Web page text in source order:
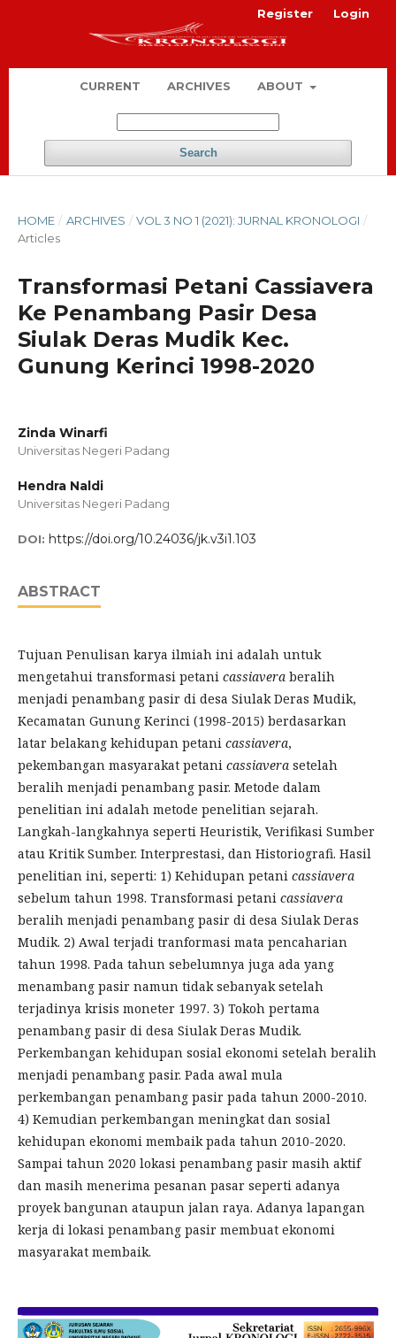
CURRENT ARCHIVES ABOUT
Search
Register Login
HOME / ARCHIVES / VOL 3 NO 1 (2021): JURNAL KRONOLOGI /
Articles
Transformasi Petani Cassiavera
Ke Penambang Pasir Desa
Siulak Deras Mudik Kec.
Gunung Kerinci 1998-2020
Zinda Winarfi
Universitas Negeri Padang
Hendra Naldi
Universitas Negeri Padang
DOI: https://doi.org/10.24036/jk.v3i1.103
ABSTRACT
Tujuan Penulisan karya ilmiah ini adalah untuk
mengetahui transformasi petani cassiavera beralih
menjadi penambang pasir di desa Siulak Deras Mudik,
Kecamatan Gunung Kerinci (1998-2015) berdasarkan
latar belakang kehidupan petani cassiavera,
pekembangan masyarakat petani cassiavera setelah
beralih menjadi penambang pasir. Metode dalam
penelitian ini adalah metode penelitian sejarah.
Langkah-langkahnya seperti Heuristik, Verifikasi Sumber
atau Kritik Sumber. Interprestasi, dan Historiografi. Hasil
penelitian ini, seperti: 1) Kehidupan petani cassiavera
sebelum tahun 1998. Transformasi petani cassiavera
beralih menjadi penambang pasir di desa Siulak Deras
Mudik. 2) Awal terjadi tranformasi mata pencaharian
tahun 1998. Pada tahun sebelumnya juga ada yang
menambang pasir namun tidak sebanyak setelah
terjadinya krisis moneter 1997. 3) Tokoh pertama
penambang pasir di desa Siulak Deras Mudik.
Perkembangan kehidupan sosial ekonomi setelah beralih
menjadi penambang pasir. Pada awal mula
perkembangan penambang pasir pada tahun 2000-2010.
4) Kemudian perkembangan meningkat dan sosial
kehidupan ekonomi membaik pada tahun 2010-2020.
Sampai tahun 2020 lokasi penambang pasir masih aktif
dan masih menerima pesanan pasar seperti adanya
proyek bangunan ataupun jalan raya. Adanya lapangan
kerja di lokasi penambang pasir membuat ekonomi
masyarakat membaik.